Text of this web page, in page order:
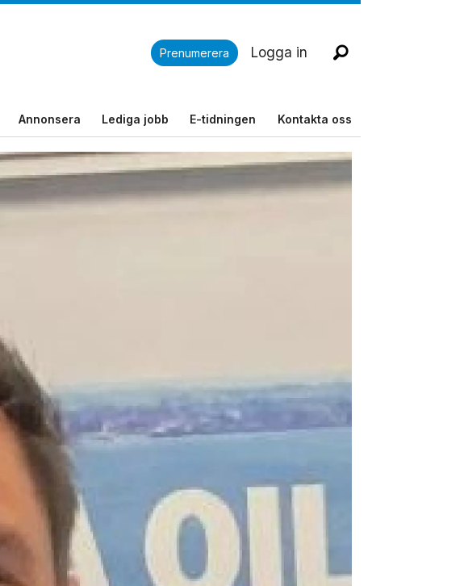
Prenumerera Logga in
Annonsera Lediga jobb E-tidningen Kontakta oss